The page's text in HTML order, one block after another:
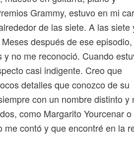
Grammy, estuvo en mi
de las siete. A las siete
después de ese
no me reconoció. Cuando
casi indigente. Creo que
detalles que conozco de su
con un nombre distinto y
como Margarito Yourcenar o
contó y que encontré en la